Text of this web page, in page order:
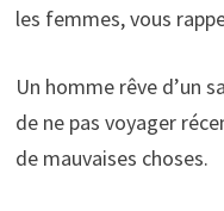
les femmes, vous
Un homme rêve d’un
de ne pas voyager
de mauvaises choses.